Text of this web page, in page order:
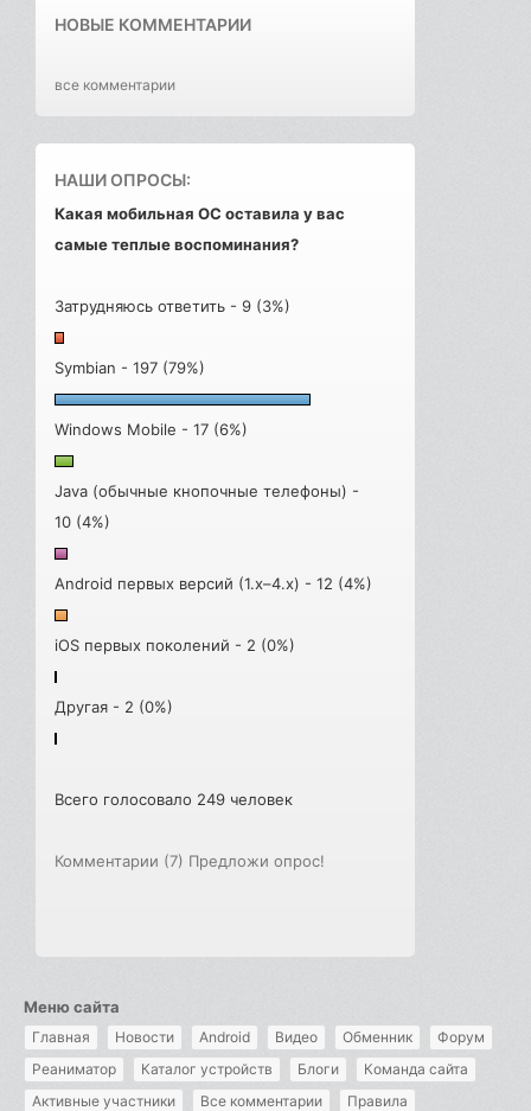
НОВЫЕ КОММЕНТАРИИ
все комментарии
НАШИ ОПРОСЫ:
Какая мобильная ОС оставила у вас
самые теплые воспоминания?
Затрудняюсь ответить - 9 (3%)
Symbian - 197 (79%)
Windows Mobile - 17 (6%)
Java (обычные кнопочные телефоны) -
10 (4%)
Android первых версий (1.x–4.x) - 12 (4%)
iOS первых поколений - 2 (0%)
Другая - 2 (0%)
Всего голосовало 249 человек
Комментарии (7) Предложи опрос!
Меню сайта
Главная Новости Android Видео Обменник
Форум
Реаниматор
Каталог устройств Блоги
Команда сайта
Активные участники
Все комментарии Правила